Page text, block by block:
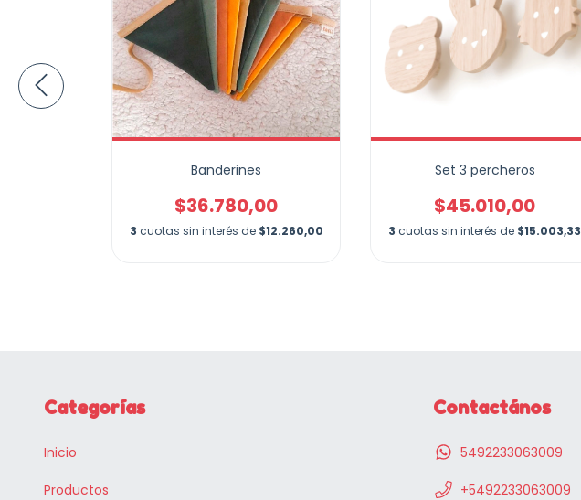
Banderines
$36.780,00
3 cuotas sin interés de $12.260,00
Set 3 percheros
$45.010,00
3 cuotas sin interés de $15.003,33
Categorías
Inicio
Productos
Contactános
5492233063009
+5492233063009